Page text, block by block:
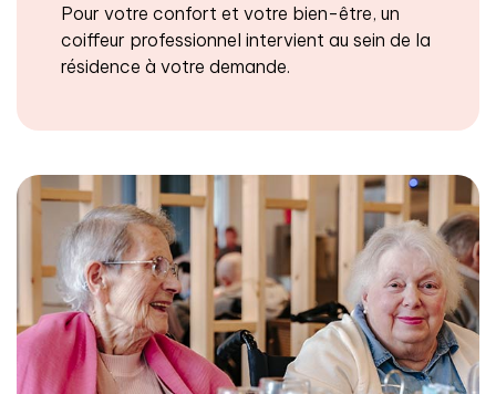
Pour votre confort et votre bien-être, un
coiffeur professionnel intervient au sein de la
résidence à votre demande.